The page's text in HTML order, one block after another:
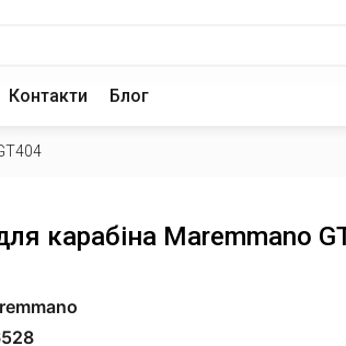
Контакти Блог
карабіна Maremmano